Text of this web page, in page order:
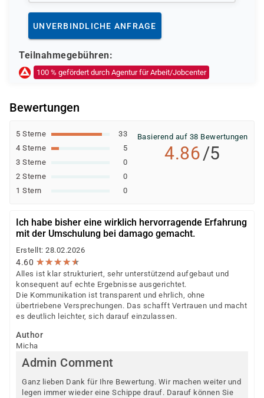
individuellen Prüfung Ihrer persönlichen
Voraussetzungen und Förderfähigkeit.
UNVERBINDLICHE ANFRAGE
Teilnahmegebühren:
100 % gefördert durch Agentur für Arbeit/Jobcenter
Bewertungen
5 Sterne
33
4 Sterne
5
3 Sterne
0
2 Sterne
0
1 Stern
0
Basierend auf 38 Bewertungen
4.86/5
Ich habe bisher eine wirklich hervorragende Erfahrung
mit der Umschulung bei damago gemacht.
Erstellt: 28.02.2026
4.60 ★★★★★
★★★★★
Alles ist klar strukturiert, sehr unterstützend aufgebaut und
konsequent auf echte Ergebnisse ausgerichtet.
Die Kommunikation ist transparent und ehrlich, ohne
übertriebene Versprechungen. Das schafft Vertrauen und macht
es deutlich leichter, sich darauf einzulassen.
Author
Micha
Admin Comment
Ganz lieben Dank für Ihre Bewertung. Wir machen weiter und
legen immer wieder eine Schippe drauf. Darauf können Sie